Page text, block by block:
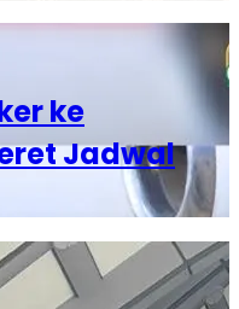
ke
Jadwal